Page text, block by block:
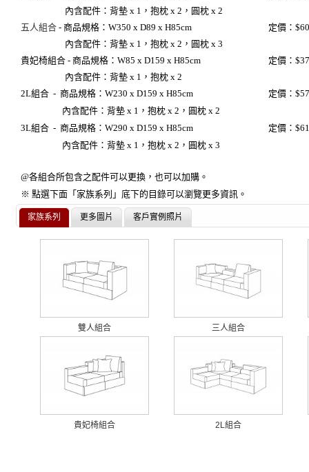
內含配件：背墊 x 1，抱枕 x 2，圓枕 x 2
五人組合 - 商品規格：W350 x D89 x H85cm
定價：
內含配件：背墊 x 1，抱枕 x 2，圓枕 x 3
貴妃椅組合 - 商品規格：W85 x D159 x H85cm
定價：
內含配件：背墊 x 1，抱枕 x 2
2L組合 - 商品規格：W230 x D159 x H85cm
定價：
內含配件：背墊 x 1，抱枕 x 2，圓枕 x 2
3L組合 - 商品規格：W290 x D159 x H85cm
定價：
內含配件：背墊 x 1 ，抱枕 x 2 ，圓枕 x 3
@各組合所包含之配件可以更換，也可以加購。
※ 點選下面「家族系列」底下的目錄可以瀏覽更多資訊。
家族系列 更多圖片 客戶實例照片
雙人組合 三人組合
貴妃椅組合 2L組合